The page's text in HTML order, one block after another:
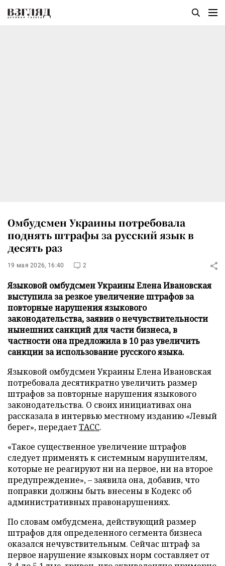
Омбудсмен Украины потребовала
поднять штрафы за русский язык в
десять раз
19 мая 2026, 16:40 2
Языковой омбудсмен Украины Елена Ивановская
выступила за резкое увеличение штрафов за
повторные нарушения языкового
законодательства, заявив о нечувствительности
нынешних санкций для части бизнеса, в
частности она предложила в 10 раз увеличить
санкции за использование русского языка.
Языковой омбудсмен Украины Елена Ивановская
потребовала десятикратно увеличить размер
штрафов за повторные нарушения языкового
законодательства. О своих инициативах она
рассказала в интервью местному изданию «Левый
берег», передаетТАСС.
«Такое существенное увеличение штрафов
следует применять к системным нарушителям,
которые не реагируют ни на первое, ни на второе
предупреждение», – заявила она, добавив, что
поправки должны быть внесены в Кодекс об
административных правонарушениях.
По словам омбудсмена, действующий размер
штрафов для определенного сегмента бизнеса
оказался нечувствительным. Сейчас штраф за
первое нарушение языковых норм составляет от